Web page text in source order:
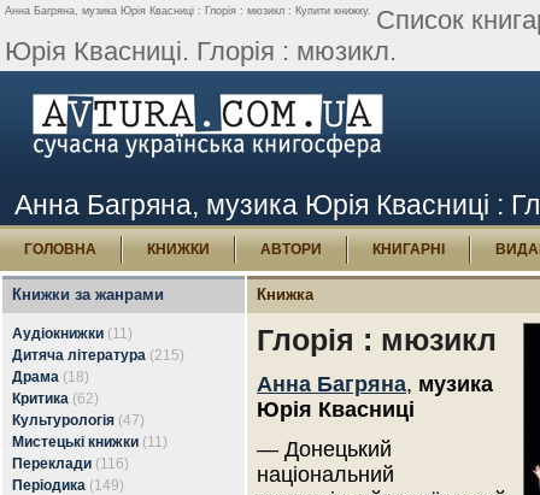
Анна Багряна, музика Юрія Квасниці : Глорія : мюзикл : Купити книжку. Список
Юрія Квасниці. Глорія : мюзикл.
Анна Багряна, музика Юрія Квасниці :
ГОЛОВНА КНИЖКИ АВТОРИ КНИГАРНІ
Книжки за жанрами
Аудіокнижки (11)
Дитяча література (215)
Драма (18)
Критика (62)
Культурологія (47)
Мистецькі книжки (11)
Переклади (116)
Періодика (149)
Книжка
Глорія : мюзикл
Анна Багряна, музика
Юрія Квасниці
— Донецький
національний